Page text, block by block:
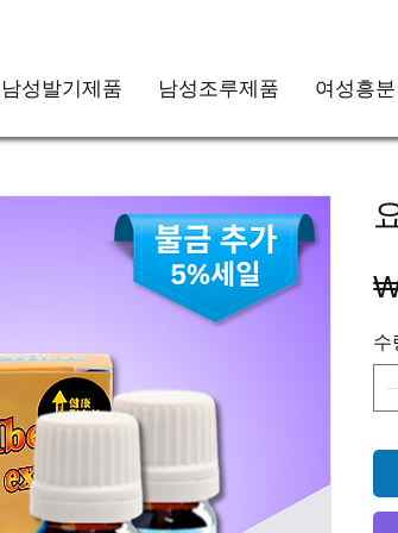
남성발기제품 남성조루제품 여성흥분
수